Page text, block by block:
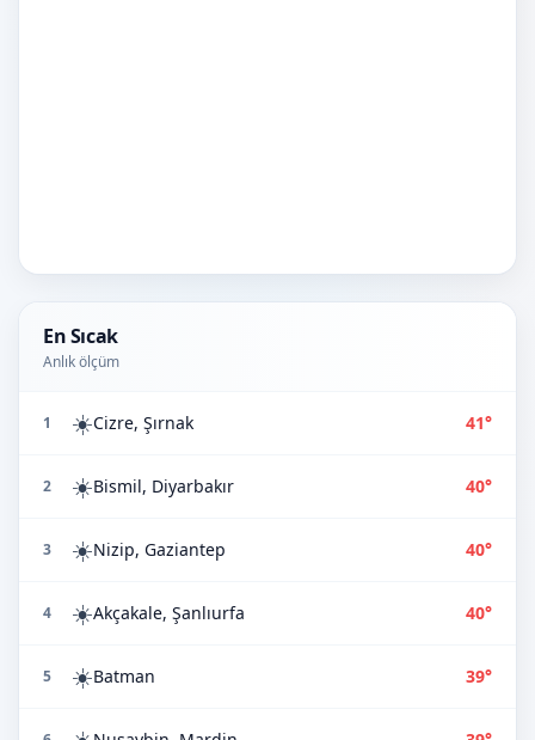
En Sıcak
Anlık ölçüm
1 ☀️Cizre, Şırnak 41°
2 ☀️Bismil, Diyarbakır 40°
3 ☀️Nizip, Gaziantep 40°
4 ☀️Akçakale, Şanlıurfa 40°
5 ☀️Batman 39°